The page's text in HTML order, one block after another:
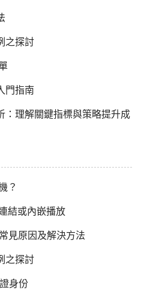
之探討
門指南
：理解關鍵指標與策略提升成
？
結或內嵌播放
見原因及解決方法
之探討
身份